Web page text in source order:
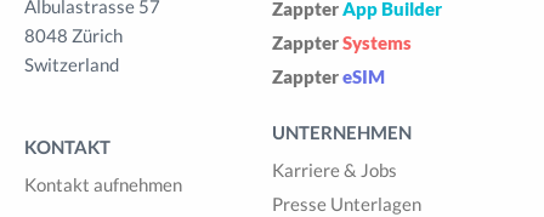
Albulastrasse 57
8048 Zürich
Switzerland
KONTAKT
Kontakt aufnehmen
ZappterApp Builder
ZappterSystems
ZapptereSIM
UNTERNEHMEN
Karriere & Jobs
Presse Unterlagen